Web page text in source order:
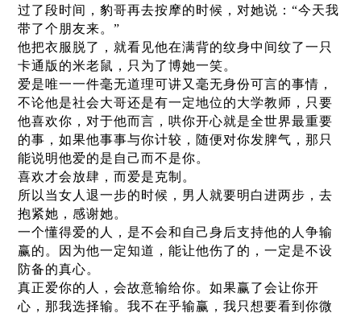
过了段时间，豹哥再去按摩的时候，对她说：“今天我
带了个朋友来。”
他把衣服脱了，就看见他在满背的纹身中间纹了一只
卡通版的米老鼠，只为了博她一笑。
爱是唯一一件毫无道理可讲又毫无身份可言的事情，
不论他是社会大哥还是有一定地位的大学教师，只要
他喜欢你，对于他而言，哄你开心就是全世界最重要
的事，如果他事事与你计较，随便对你发脾气，那只
能说明他爱的是自己而不是你。
喜欢才会放肆，而爱是克制。
所以当女人退一步的时候，男人就要明白进两步，去
抱紧她，感谢她。
一个懂得爱的人，是不会和自己身后支持他的人争输
赢的。因为他一定知道，能让他伤了的，一定是不设
防备的真心。
真正爱你的人，会故意输给你。如果赢了会让你开
心，那我选择输。我不在乎输赢，我只想要看到你微